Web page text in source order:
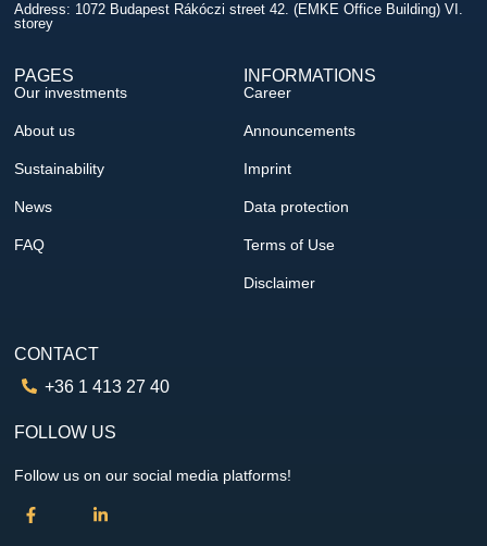
Address: 1072 Budapest Rákóczi street 42. (EMKE Office Building) VI.
storey
PAGES
Our investments
About us
Sustainability
News
FAQ
INFORMATIONS
Career
Announcements
Imprint
Data protection
Terms of Use
Disclaimer
CONTACT
+36 1 413 27 40
FOLLOW US
Follow us on our social media platforms!